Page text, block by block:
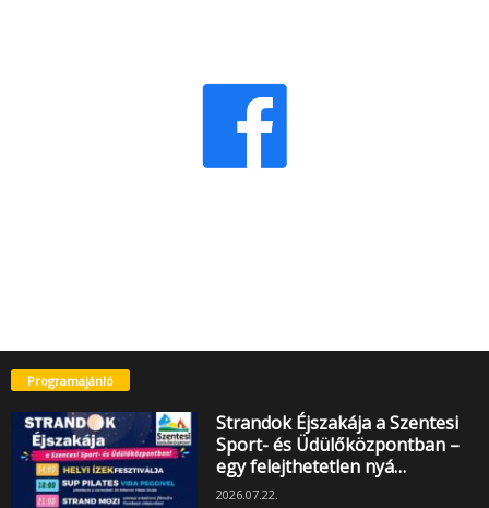
Programajánló
Strandok Éjszakája a Szentesi
Sport- és Üdülőközpontban –
egy felejthetetlen nyá…
2026.07.22.